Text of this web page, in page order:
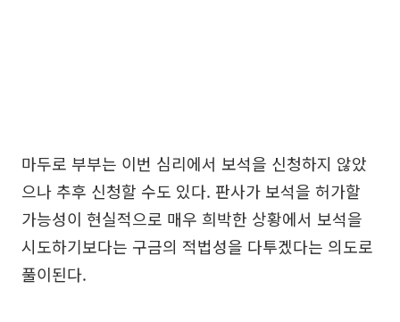
마두로 부부는 이번 심리에서 보석을 신청하지 않았
으나 추후 신청할 수도 있다. 판사가 보석을 허가할
가능성이 현실적으로 매우 희박한 상황에서 보석을
시도하기보다는 구금의 적법성을 다투겠다는 의도로
풀이된다.